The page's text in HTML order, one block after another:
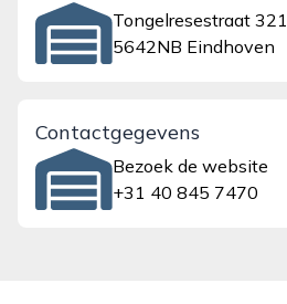
Tongelresestraat 321
5642NB Eindhoven
Contactgegevens
Bezoek de website
+31 40 845 7470